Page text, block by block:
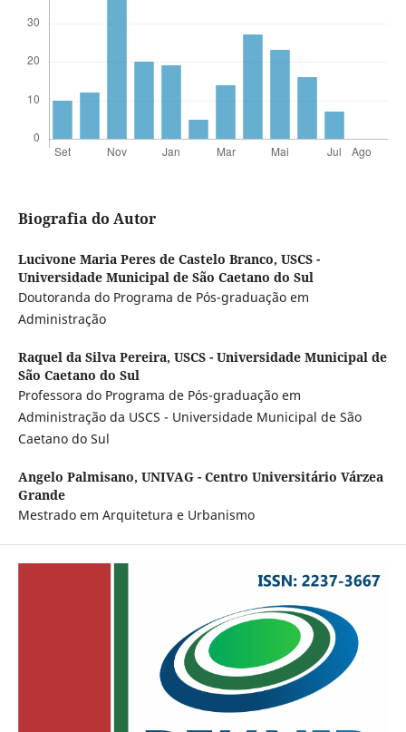
Biografia do Autor
Lucivone Maria Peres de Castelo Branco, USCS -
Universidade Municipal de São Caetano do Sul
Doutoranda do Programa de Pós-graduação em
Administração
Raquel da Silva Pereira, USCS - Universidade Municipal de
São Caetano do Sul
Professora do Programa de Pós-graduação em
Administração da USCS - Universidade Municipal de São
Caetano do Sul
Angelo Palmisano, UNIVAG - Centro Universitário Várzea
Grande
Mestrado em Arquitetura e Urbanismo